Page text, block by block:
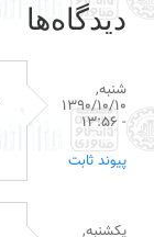
دیدگاه‌ها
شنبه,
1390/10/10
- 13:56
پیوند ثابت
یکشنبه,